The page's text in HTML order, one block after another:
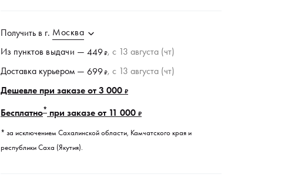
Получить в г. Москва
Из пунктов выдачи —449₽, c 13 августа (чт)
Доставка курьером —699₽, c 13 августа (чт)
Дешевле при заказе от 3 000₽
Бесплатно* при заказе от 11 000₽
* за исключением Сахалинской области, Камчатского края и
республики Саха (Якутия).